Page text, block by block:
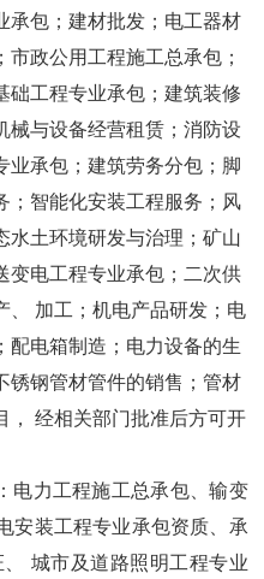
承包；建材批发；电工器材
政公用工程施工总承包；
础工程专业承包；建筑装修
械与设备经营租赁；消防设
业承包；建筑劳务分包；脚
；智能化安装工程服务；风
水土环境研发与治理；矿山
变电工程专业承包；二次供
、 加工；机电产品研发；电
配电箱制造；电力设备的生
锈钢管材管件的销售；管材
， 经相关部门批准后方可开
力工程施工总承包、输变
安装工程专业承包资质、承
城市及道路照明工程专业